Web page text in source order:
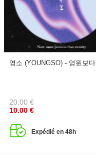
영소 (YOUNGSO) - 영원보
20.00 €
10.00 €
Expédié en 48h